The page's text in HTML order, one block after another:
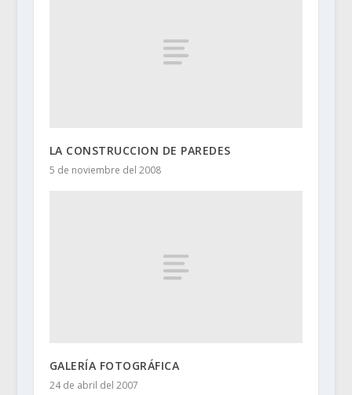
LA CONSTRUCCION DE PAREDES
5 de noviembre del 2008
GALERÍA FOTOGRÁFICA
24 de abril del 2007